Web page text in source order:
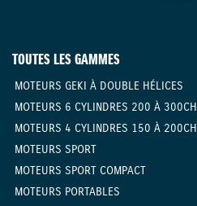
TOUTES LES GAMMES
MOTEURS GEKI À DOUBLE HÉLICES
MOTEURS 6 CYLINDRES 200 À 300CH
MOTEURS 4 CYLINDRES 150 À 200CH
MOTEURS SPORT
MOTEURS SPORT COMPACT
MOTEURS PORTABLES